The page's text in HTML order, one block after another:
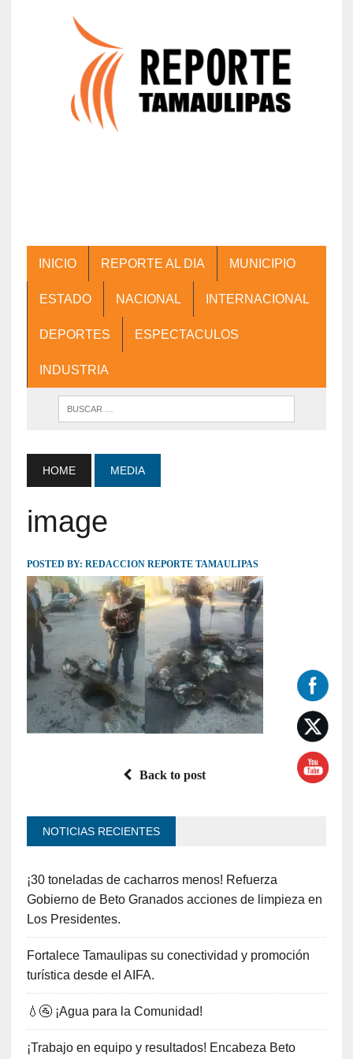
INICIO REPORTE AL DIA MUNICIPIO
ESTADO NACIONAL INTERNACIONAL
DEPORTES ESPECTACULOS
INDUSTRIA
HOME MEDIA
image
POSTED BY: REDACCION REPORTE TAMAULIPAS
Back to post
NOTICIAS RECIENTES
¡30 toneladas de cacharros menos! Refuerza
Gobierno de Beto Granados acciones de limpieza en
Los Presidentes.
Fortalece Tamaulipas su conectividad y promoción
turística desde el AIFA.
💧🚰 ¡Agua para la Comunidad!
¡Trabajo en equipo y resultados! Encabeza Beto